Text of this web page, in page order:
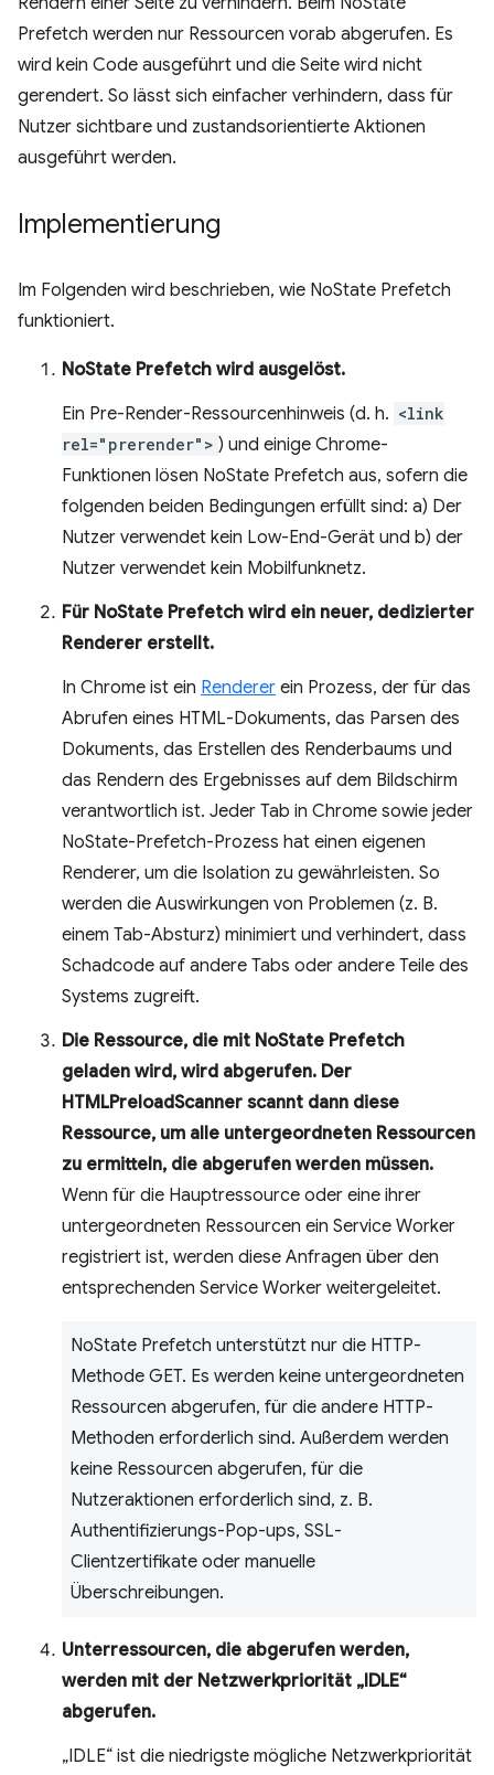
Prefetch werden nur Ressourcen vorab abgerufen. Es
wird kein Code ausgeführt und die Seite wird nicht
gerendert. So lässt sich einfacher verhindern, dass für
Nutzer sichtbare und zustandsorientierte Aktionen
ausgeführt werden.
Implementierung
Im Folgenden wird beschrieben, wie NoState Prefetch
funktioniert.
NoState Prefetch wird ausgelöst.
Ein Pre-Render-Ressourcenhinweis (d. h. <link
rel="prerender"> ) und einige Chrome-
Funktionen lösen NoState Prefetch aus, sofern die
folgenden beiden Bedingungen erfüllt sind: a) Der
Nutzer verwendet kein Low-End-Gerät und b) der
Nutzer verwendet kein Mobilfunknetz.
Für NoState Prefetch wird ein neuer, dedizierter
Renderer erstellt.
In Chrome ist ein Renderer ein Prozess, der für das
Abrufen eines HTML-Dokuments, das Parsen des
Dokuments, das Erstellen des Renderbaums und
das Rendern des Ergebnisses auf dem Bildschirm
verantwortlich ist. Jeder Tab in Chrome sowie jeder
NoState-Prefetch-Prozess hat einen eigenen
Renderer, um die Isolation zu gewährleisten. So
werden die Auswirkungen von Problemen (z. B.
einem Tab-Absturz) minimiert und verhindert, dass
Schadcode auf andere Tabs oder andere Teile des
Systems zugreift.
Die Ressource, die mit NoState Prefetch
geladen wird, wird abgerufen. Der
HTMLPreloadScanner scannt dann diese
Ressource, um alle untergeordneten Ressourcen
zu ermitteln, die abgerufen werden müssen.
Wenn für die Hauptressource oder eine ihrer
untergeordneten Ressourcen ein Service Worker
registriert ist, werden diese Anfragen über den
entsprechenden Service Worker weitergeleitet.
NoState Prefetch unterstützt nur die HTTP-
Methode GET. Es werden keine untergeordneten
Ressourcen abgerufen, für die andere HTTP-
Methoden erforderlich sind. Außerdem werden
keine Ressourcen abgerufen, für die
Nutzeraktionen erforderlich sind, z. B.
Authentifizierungs-Pop-ups, SSL-
Clientzertifikate oder manuelle
Überschreibungen.
Unterressourcen, die abgerufen werden,
werden mit der Netzwerkpriorität „IDLE“
abgerufen.
„IDLE“ ist die niedrigste mögliche Netzwerkpriorität